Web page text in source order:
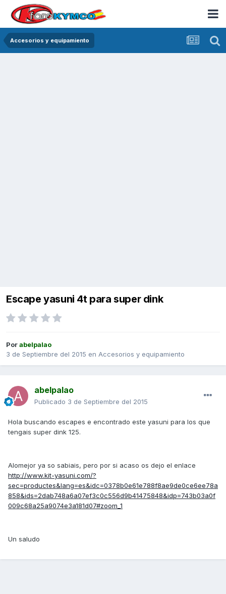
Accesorios y equipamiento
Escape yasuni 4t para super dink
Porabelpalao
3 de Septiembre del 2015 en Accesorios y equipamiento
abelpalao
Publicado 3 de Septiembre del 2015
Hola buscando escapes e encontrado este yasuni para los que
tengais super dink 125.
Alomejor ya so sabiais, pero por si acaso os dejo el enlace
http://www.kit-yasuni.com/?
sec=productes&lang=es&idc=0378b0e61e788f8ae9de0ce6ee78a
858&ids=2dab748a6a07ef3c0c556d9b41475848&idp=743b03a0f
009c68a25a9074e3a181d07#zoom_1
Un saludo